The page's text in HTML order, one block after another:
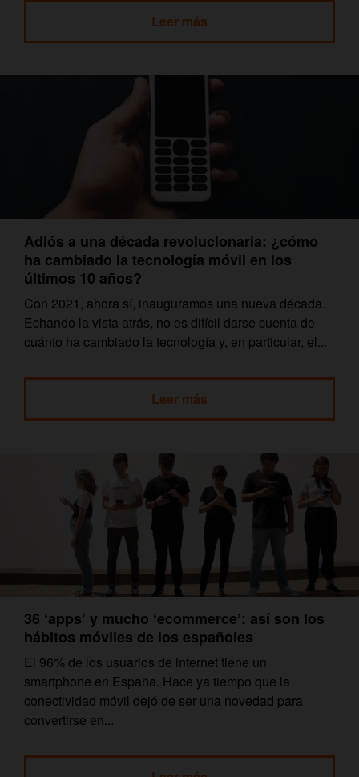
Leer más
Adiós a una década revolucionaria: ¿cómo
ha cambiado la tecnología móvil en los
últimos 10 años?
Con 2021, ahora sí, inauguramos una nueva década.
Echando la vista atrás, no es difícil darse cuenta de
cuánto ha cambiado la tecnología y, en particular, el...
Leer más
36 ‘apps’ y mucho ‘ecommerce’: así son los
hábitos móviles de los españoles
El 96% de los usuarios de internet tiene un
smartphone en España. Hace ya tiempo que la
conectividad móvil dejó de ser una novedad para
convertirse en...